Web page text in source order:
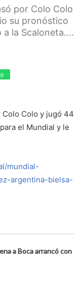
por Colo Colo
su pronóstico
la Scaloneta....
Colo Colo y jugó 44
el Mundial y le
mundial-
argentina-bielsa-
a Boca arrancó con